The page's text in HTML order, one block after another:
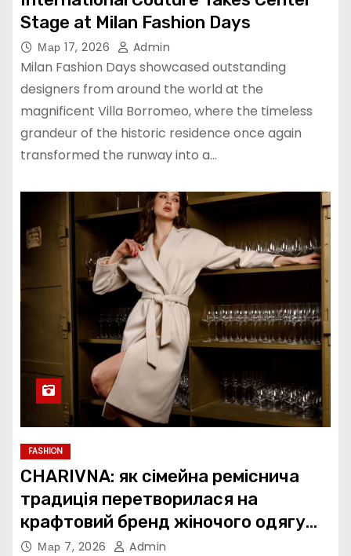
Stage at Milan Fashion Days
Мар 17, 2026 Admin
Milan Fashion Days showcased outstanding
designers from around the world at the
magnificent Villa Borromeo, where the timeless
grandeur of the historic residence once again
transformed the runway into a…
FASHION
CHARIVNA: як сімейна реміснича
традиція перетворилася на
крафтовий бренд жіночого одягу
під час війни
Мар 7, 2026 Admin